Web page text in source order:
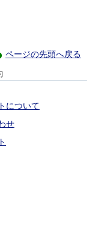
ページの先頭へ戻る
について
せ